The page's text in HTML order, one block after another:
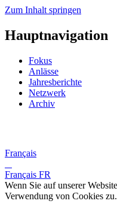
Zum Inhalt springen
Hauptnavigation
Fokus
Anlässe
Jahresberichte
Netzwerk
Archiv
Français
Français FR
Wenn Sie auf unserer
Verwendung von Cookies zu.